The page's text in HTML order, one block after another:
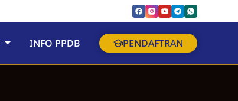
INFO PPDB PENDAFTRAN